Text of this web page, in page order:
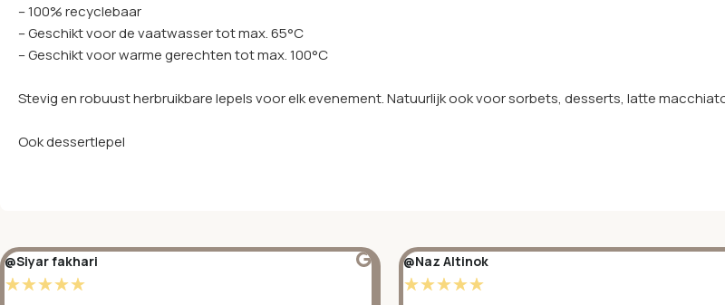
– 100% recyclebaar
– Geschikt voor de vaatwasser tot max. 65°C
– Geschikt voor warme gerechten tot max. 100°C
Stevig en robuust herbruikbare lepels voor elk evenement. Natuurlijk ook voor sorbets, desserts, latte
Ook dessertlepel
@Siyar fakhari
☆☆☆☆☆
@Naz Altinok
☆☆☆☆☆